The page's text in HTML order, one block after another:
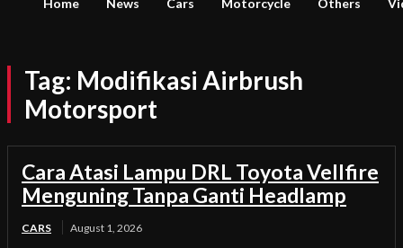
Home News Cars Motorcycle Others
Tag: Modifikasi Airbrush
Motorsport
Cara Atasi Lampu DRL Toyota Vellfire
Menguning Tanpa Ganti Headlamp
CARS August 1, 2026